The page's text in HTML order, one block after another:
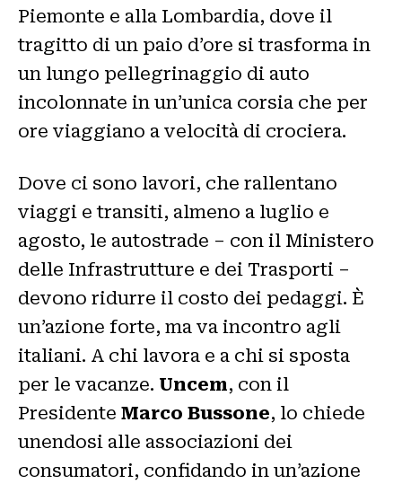
Piemonte e alla Lombardia, dove il
tragitto di un paio d’ore si trasforma in
un lungo pellegrinaggio di auto
incolonnate in un’unica corsia che per
ore viaggiano a velocità di crociera.
Dove ci sono lavori, che rallentano
viaggi e transiti, almeno a luglio e
agosto, le autostrade – con il Ministero
delle Infrastrutture e dei Trasporti –
devono ridurre il costo dei pedaggi. È
un’azione forte, ma va incontro agli
italiani. A chi lavora e a chi si sposta
per le vacanze. Uncem, con il
Presidente Marco Bussone, lo chiede
unendosi alle associazioni dei
consumatori, confidando in un’azione